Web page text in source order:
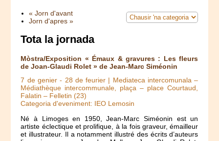
« Jorn d'avant
Jorn d'apres »
Tota la jornada
Mòstra/Exposition « Émaux & gravures : Les fleurs
de Joan-Glaudi Rolet » de Jean-Marc Siméonin
7 de genier- 28 de feurier | Mediateca intercomunala –
Médiathèque intercommunale, plaça – place Courtaud,
Falatin – Felletin (23)
Categoria d'eveniment: IEO Lemosin
Né à Limoges en 1950, Jean-Marc Siméonin est un
artiste éclectique et prolifique, à la fois graveur, émailleur
et illustrateur. Il a notamment illustré des écrits d’auteurs